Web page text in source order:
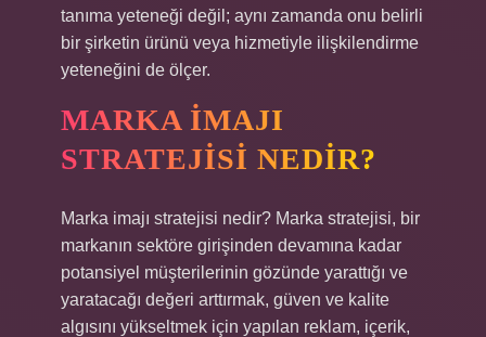
tanıma yeteneği değil; aynı zamanda onu belirli
bir şirketin ürünü veya hizmetiyle ilişkilendirme
yeteneğini de ölçer.
MARKA IMAJI
STRATEJISI NEDIR?
Marka imajı stratejisi nedir? Marka stratejisi, bir
markanın sektöre girişinden devamına kadar
potansiyel müşterilerinin gözünde yarattığı ve
yaratacağı değeri arttırmak, güven ve kalite
algısını yükseltmek için yapılan reklam, içerik,